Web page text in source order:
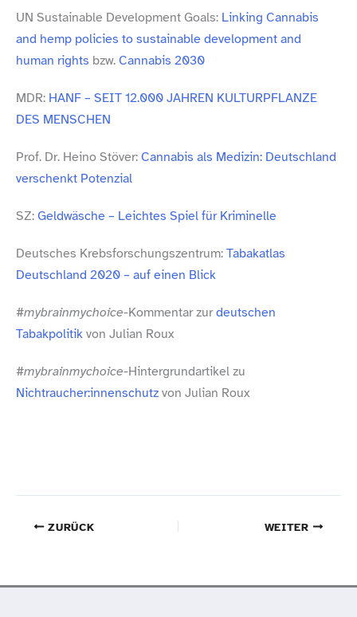
UN Sustainable Development Goals: Linking Cannabis
and hemp policies to sustainable development and
human rights bzw.Cannabis 2030
MDR: HANF – SEIT 12.000 JAHREN KULTURPFLANZE
DES MENSCHEN
Prof. Dr. Heino Stöver:Cannabis als Medizin: Deutschland
verschenkt Potenzial
SZ:Geldwäsche – Leichtes Spiel für Kriminelle
Deutsches Krebsforschungszentrum:Tabakatlas
Deutschland 2020 – auf einen Blick
#mybrainmychoice-Kommentar zurdeutschen
Tabakpolitikvon Julian Roux
#mybrainmychoice-Hintergrundartikel zu
Nichtraucher:innenschutzvon Julian Roux
ZURÜCK WEITER